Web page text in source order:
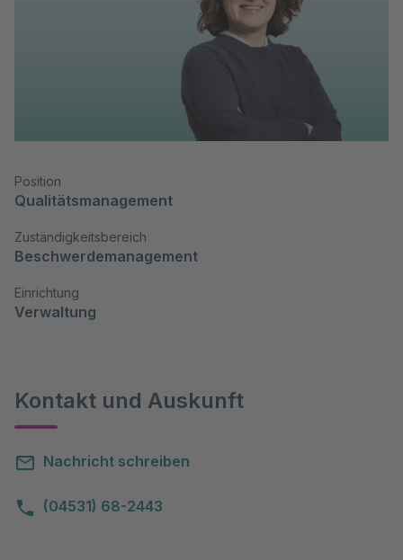
Position
Qualitätsmanagement
Zuständigkeitsbereich
Beschwerdemanagement
Einrichtung
Verwaltung
Kontakt und Auskunft
Nachricht schreiben
(04531) 68-2443